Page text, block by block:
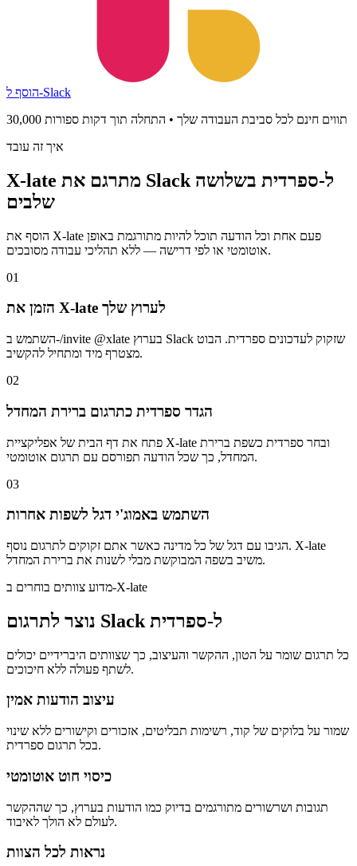
הוסף ל-Slack
30,000 תווים חינם לכל סביבת העבודה שלך • התחלה תוך דקות ספורות
איך זה עובד
X-late מתרגם את Slack ל-ספרדית בשלושה
שלבים
הוסף את X-late פעם אחת וכל הודעה תוכל להיות מתורגמת באופן
אוטומטי או לפי דרישה — ללא תהליכי עבודה מסובכים.
01
הזמן את X-late לערוץ שלך
השתמש ב-/invite @xlate בערוץ Slack שזקוק לעדכונים ספרדית. הבוט
מצטרף מיד ומתחיל להקשיב.
02
הגדר ספרדית כתרגום ברירת המחדל
פתח את דף הבית של אפליקציית X-late ובחר ספרדית כשפת ברירת
המחדל, כך שכל הודעה תפורסם עם תרגום אוטומטי.
03
השתמש באמוג'י דגל לשפות אחרות
הגיבו עם דגל של כל מדינה כאשר אתם זקוקים לתרגום נוסף. X-late
משיב בשפה המבוקשת מבלי לשנות את ברירת המחדל.
מדוע צוותים בוחרים ב-X-late
נוצר לתרגום Slack ל-ספרדית
כל תרגום שומר על הטון, ההקשר והעיצוב, כך שצוותים היברידיים יכולים
לשתף פעולה ללא חיכוכים.
עיצוב הודעות אמין
שמור על בלוקים של קוד, רשימות תבליטים, אזכורים וקישורים ללא שינוי
בכל תרגום ספרדית.
כיסוי חוט אוטומטי
תגובות ושרשורים מתורגמים בדיוק כמו הודעות בערוץ, כך שההקשר
לעולם לא הולך לאיבוד.
נראות לכל הצוות